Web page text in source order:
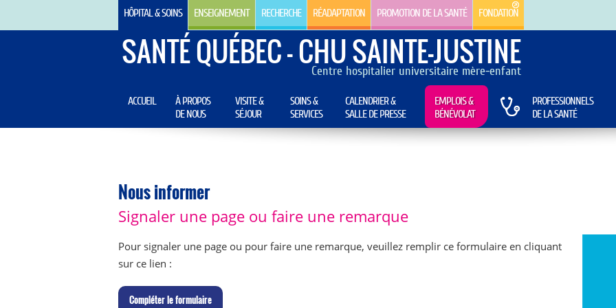
HÔPITAL & SOINS ENSEIGNEMENT RECHERCHE RÉADAPTATION PROMOTION DE LA SANTÉ FONDATION
SANTÉ QUÉBEC - CHU SAINTE-JUSTINE
Centre hospitalier universitaire mère-enfant
ACCUEIL
À PROPOS
DE NOUS
VISITE &
SÉJOUR
SOINS &
SERVICES
CALENDRIER &
SALLE DE PRESSE
EMPLOIS &
BÉNÉVOLAT
PROFESSIONNELS
DE LA SANTÉ
Nous informer
Signaler une page ou faire une remarque
Pour signaler une page ou pour faire une remarque, veuillez remplir ce formulaire en cliquant
sur ce lien :
Compléter le formulaire